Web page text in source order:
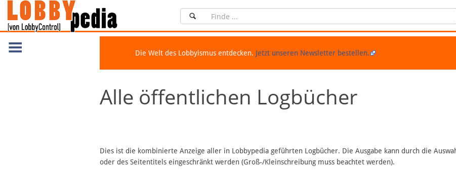
Die Welt des Lobbyismus entdecken. Jetzt unseren Newsletter bestellen.
Alle öffentlichen Logbücher
Dies ist die kombinierte Anzeige aller in Lobbypedia geführten Logbücher. Die Ausgabe kann durch die
oder des Seitentitels eingeschränkt werden (Groß-/Kleinschreibung muss beachtet werden).